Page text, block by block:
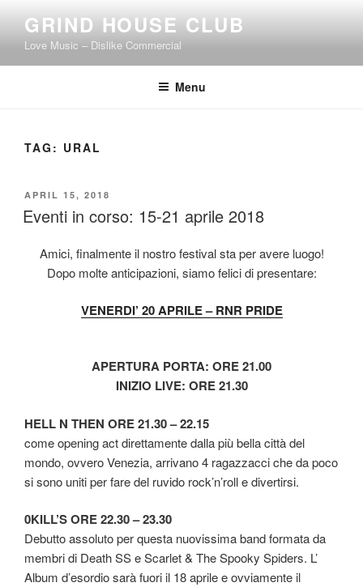
content
GRIND HOUSE CLUB
Love Music – Dislike Commercial
Menu
TAG: URAL
POSTED
ON
APRIL 15, 2018
Eventi in corso: 15-21 aprile 2018
Amici, finalmente il nostro festival sta per avere luogo!
Dopo molte anticipazioni, siamo felici di presentare:
VENERDI’ 20 APRILE – RNR PRIDE
APERTURA PORTA: ORE 21.00
INIZIO LIVE: ORE 21.30
HELL N THEN ORE 21.30 – 22.15
come opening act direttamente dalla più bella città del
mondo, ovvero Venezia, arrivano 4 ragazzacci che da poco
si sono uniti per fare del ruvido rock’n’roll e divertirsi.
0KILL’S ORE 22.30 – 23.30
Debutto assoluto per questa nuovissima band formata da
membri di Death SS e Scarlet & The Spooky Spiders. L’
Album d’esordio sarà fuori il 18 aprile e ovviamente il